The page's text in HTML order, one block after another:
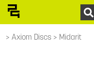
Axiom Discs Midarit